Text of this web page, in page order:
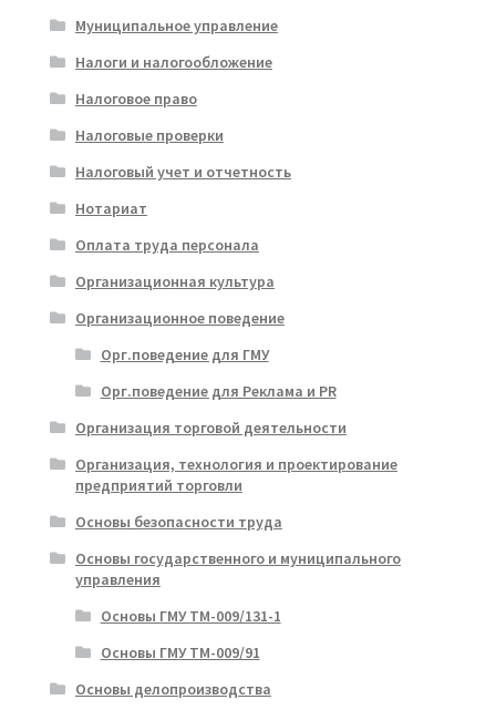
Муниципальное управление
Налоги и налогообложение
Налоговое право
Налоговые проверки
Налоговый учет и отчетность
Нотариат
Оплата труда персонала
Организационная культура
Организационное поведение
Орг.поведение для ГМУ
Орг.поведение для Реклама и PR
Организация торговой деятельности
Организация, технология и проектирование
предприятий торговли
Основы безопасности труда
Основы государственного и муниципального
управления
Основы ГМУ ТМ-009/131-1
Основы ГМУ ТМ-009/91
Основы делопроизводства